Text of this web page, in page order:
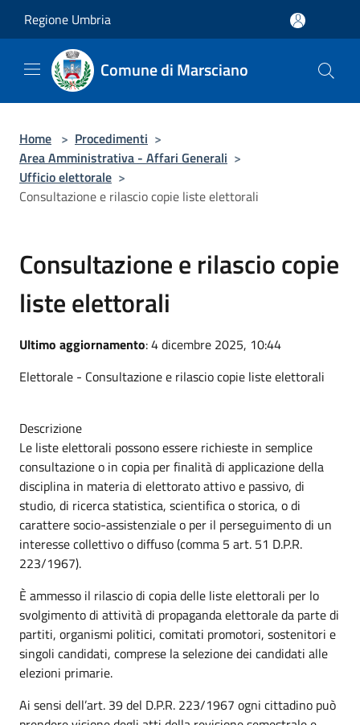
Regione Umbria
Comune di Marsciano
Home > Procedimenti >
Area Amministrativa - Affari Generali >
Ufficio elettorale >
Consultazione e rilascio copie liste elettorali
Consultazione e rilascio copie
liste elettorali
Ultimo aggiornamento: 4 dicembre 2025, 10:44
Elettorale - Consultazione e rilascio copie liste elettorali
Descrizione
Le liste elettorali possono essere richieste in semplice
consultazione o in copia per finalità di applicazione della
disciplina in materia di elettorato attivo e passivo, di
studio, di ricerca statistica, scientifica o storica, o di
carattere socio-assistenziale o per il perseguimento di un
interesse collettivo o diffuso (comma 5 art. 51 D.P.R.
223/1967).
È ammesso il rilascio di copia delle liste elettorali per lo
svolgimento di attività di propaganda elettorale da parte di
partiti, organismi politici, comitati promotori, sostenitori e
singoli candidati, comprese la selezione dei candidati alle
elezioni primarie.
Ai sensi dell’art. 39 del D.P.R. 223/1967 ogni cittadino può